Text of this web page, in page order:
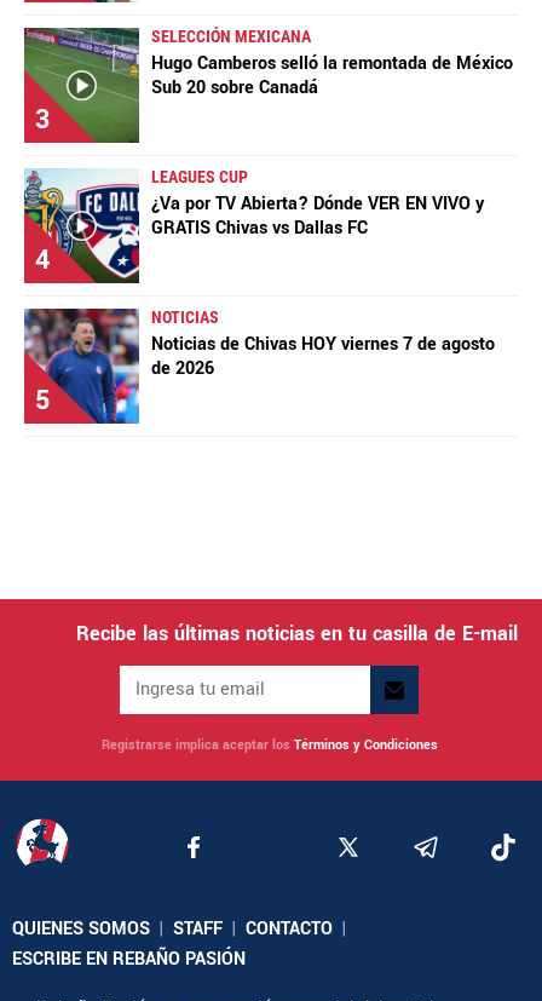
3
SELECCIÓN MEXICANA
Hugo Camberos selló la remontada de México
Sub 20 sobre Canadá
4
LEAGUES CUP
¿Va por TV Abierta? Dónde VER EN VIVO y
GRATIS Chivas vs Dallas FC
5
NOTICIAS
Noticias de Chivas HOY viernes 7 de agosto
de 2026
Recibe las últimas noticias en tu casilla de E-mail
Registrarse implica aceptar los Términos y Condiciones
QUIENES SOMOS | STAFF | CONTACTO |
ESCRIBE EN REBAÑO PASIÓN